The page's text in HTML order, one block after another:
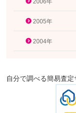
2006年
2005年
2004年
自分で調べる簡易査定